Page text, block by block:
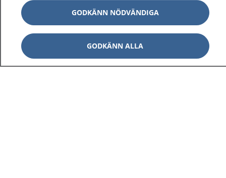
GODKÄNN NÖDVÄNDIGA
GODKÄNN ALLA